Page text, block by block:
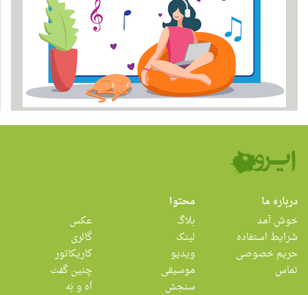
درباره ما
خوش آمد
شرایط استفاده
حریم خصوصی
تماس
محتوا
بلاگ
لینک
ویدیو
موسیقی
سنجش
عکس
گالری
کاریکاتور
چنین گفت
اَه و بَه